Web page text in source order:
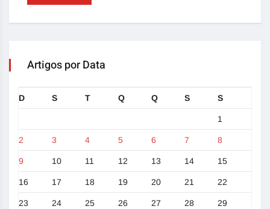
Artigos por Data
D S T Q Q S S
1
2 3 4 5 6 7 8
9 10 11 12 13 14 15
16 17 18 19 20 21 22
23 24 25 26 27 28 29